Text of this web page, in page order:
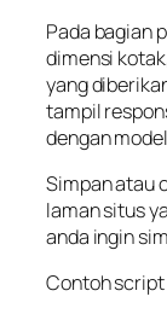
Pada bagian
dimensi
yang
tampil
dengan
Simpan atau
laman situs
anda ingin
Contoh script